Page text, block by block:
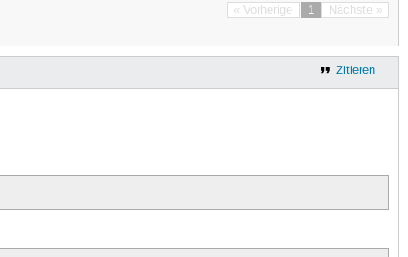
« Vorherige 1 Nächste »
Zitieren